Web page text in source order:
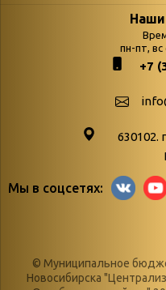
podvedenie-itogov-
paskhalnaya-palitra
Библионочь – как
Конференции,
Наши
пн-пт, вс
+7
630102.
Мы в соцсетях:
© Муниципальное
Новосибирска